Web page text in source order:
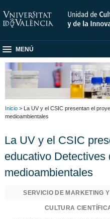
MENÚ
Inicio > La UV y el CSIC presentan el
medioambientales
La UV y el CSIC
educativo
medioambientales
SERVICIO DE MARKETING
CULTURA